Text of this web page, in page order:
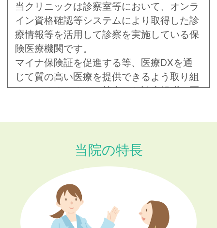
当クリニックは診察室等において、オンラ
イン資格確認等システムにより取得した診
療情報等を活用して診察を実施している保
険医療機関です。
マイナ保険証を促進する等、医療DXを通
じて質の高い医療を提供できるよう取り組
んでいます。また、算定した診療報酬の区
記載した明細書を無料で交付しています。
一般名処方加算について
患者様に必要な医薬品を確保するため医
薬品の供給状況を踏まえつつ薬局とも連携
のうえ、一般名処方（お薬をメーカー・銘
柄を指定せず記載すること）を行っており
ます。
当院の特長